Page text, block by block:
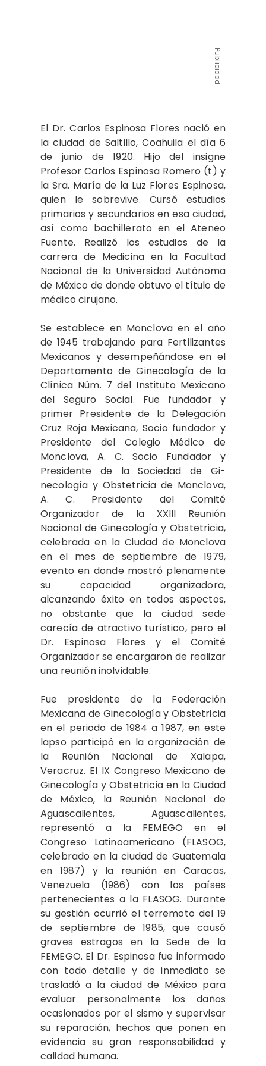
Publicidad
El Dr. Carlos Espinosa Flores nació en
la ciudad de Saltillo, Coahuila el día 6
de junio de 1920. Hijo del insigne
Profesor Carlos Espi­nosa Romero (t) y
la Sra. María de la Luz Flores Espinosa,
quien le sobrevive. Cursó estudios
primarios y secundarios en esa ciudad,
así como bachillerato en el Ateneo
Fuente. Realizó los estudios de la
carrera de Medicina en la Facultad
Nacional de la Universidad Autónoma
de México de donde obtuvo el título de
médico cirujano.
Se establece en Monclova en el año
de 1945 trabajando para Fertilizantes
Mexicanos y desempeñándose en el
Departamento de Gi­necología de la
Clínica Núm. 7 del Instituto Mexicano
del Seguro Social. Fue fundador y
primer Presidente de la Delegación
Cruz Roja Mexicana, Socio fundador y
Presidente del Colegio Médico de
Monclova, A. C. Socio Fundador y
Presidente de la Sociedad de Gi­
necología y Obstetricia de Monclova,
A. C. Presidente del Comité
Organizador de la XXIII Reunión
Nacional de Ginecología y Obstetricia,
celebrada en la Ciudad de Monclova
en el mes de septiembre de 1979,
evento en donde mostró plenamente
su capaci­dad organizadora,
alcanzando éxito en todos aspectos,
no obstante que la ciudad sede
carecía de atractivo turístico, pero el
Dr. Espi­nosa Flores y el Comité
Organizador se encargaron de realizar
una reunión inolvidable.
Fue presidente de la Federación
Mexicana de Ginecología y Obstetricia
en el periodo de 1984 a 1987, en este
lapso participó en la organización de
la Reunión Nacional de Xalapa,
Veracruz. El IX Congreso Mexicano de
Ginecología y Obstetricia en la Ciudad
de Mé­xico, la Reunión Nacional de
Aguascalientes, Aguascalientes,
representó a la FEMEGO en el
Congreso Latinoamericano (FLASOG,
ce­lebrado en la ciudad de Guatemala
en 1987) y la reunión en Caracas,
Venezuela (1986) con los países
pertenecientes a la FLASOG. Durante
su gestión ocurrió el terremoto del 19
de septiembre de 1985, que causó
graves estragos en la Sede de la
FEMEGO. El Dr. Espinosa fue informado
con todo detalle y de inmediato se
trasladó a la ciudad de México para
evaluar personalmente los daños
oca­sionados por el sismo y supervisar
su reparación, hechos que ponen en
evidencia su gran responsabilidad y
calidad humana.